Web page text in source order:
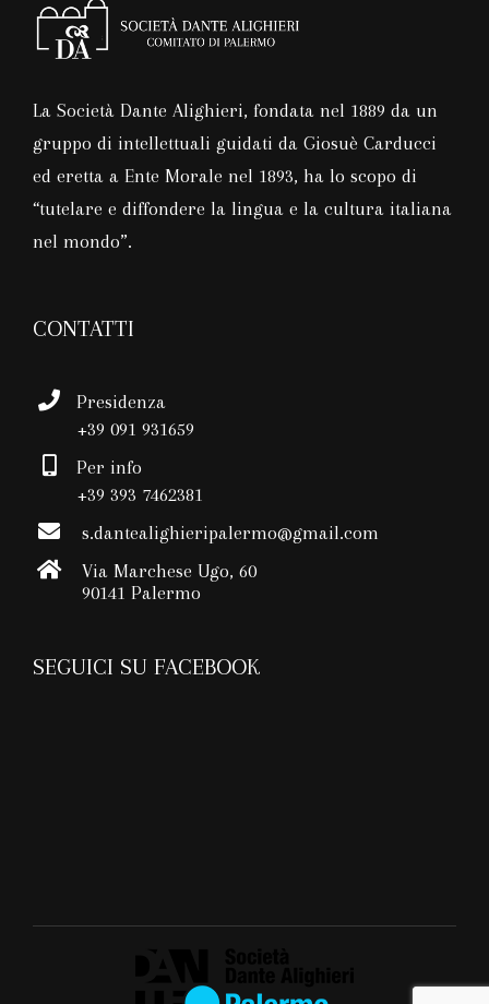
La Società Dante Alighieri, fondata nel 1889 da un
gruppo di intellettuali guidati da Giosuè Carducci
ed eretta a Ente Morale nel 1893, ha lo scopo di
“tutelare e diffondere la lingua e la cultura italiana
nel mondo”.
CONTATTI
Presidenza
+39 091 931659
Per info
+39 393 7462381
s.dantealighieripalermo@gmail.com
Via Marchese Ugo, 60
90141 Palermo
SEGUICI SU FACEBOOK